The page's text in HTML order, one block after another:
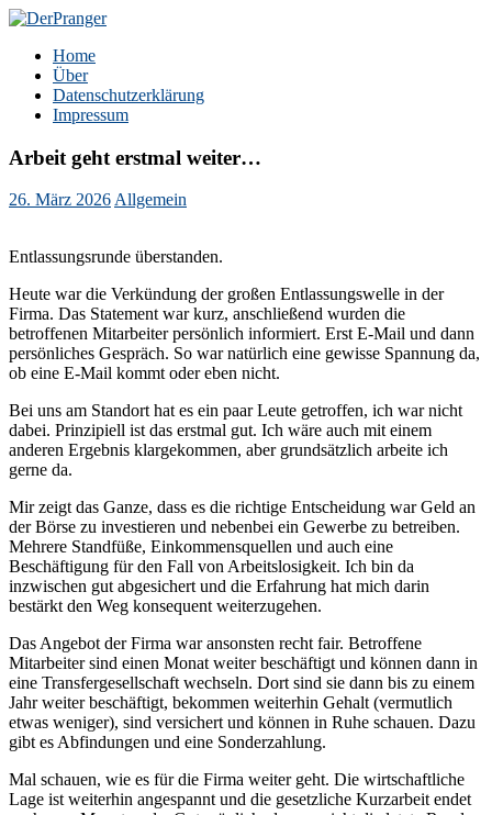
Zum
springen
DerPranger
Finanzen, Freiheit, Prangerei
Home
Über
Datenschutzerklärung
Impressum
Arbeit geht erstmal weiter…
26. März 2026Allgemein
Entlassungsrunde überstanden.
Heute war die Verkündung der großen Entlassungswelle in der
Firma. Das Statement war kurz, anschließend wurden die
betroffenen Mitarbeiter persönlich informiert. Erst E-Mail und dann
persönliches Gespräch. So war natürlich eine gewisse Spannung da,
ob eine E-Mail kommt oder eben nicht.
Bei uns am Standort hat es ein paar Leute getroffen, ich war nicht
dabei. Prinzipiell ist das erstmal gut. Ich wäre auch mit einem
anderen Ergebnis klargekommen, aber grundsätzlich arbeite ich
gerne da.
Mir zeigt das Ganze, dass es die richtige Entscheidung war Geld an
der Börse zu investieren und nebenbei ein Gewerbe zu betreiben.
Mehrere Standfüße, Einkommensquellen und auch eine
Beschäftigung für den Fall von Arbeitslosigkeit. Ich bin da
inzwischen gut abgesichert und die Erfahrung hat mich darin
bestärkt den Weg konsequent weiterzugehen.
Das Angebot der Firma war ansonsten recht fair. Betroffene
Mitarbeiter sind einen Monat weiter beschäftigt und können dann in
eine Transfergesellschaft wechseln. Dort sind sie dann bis zu einem
Jahr weiter beschäftigt, bekommen weiterhin Gehalt (vermutlich
etwas weniger), sind versichert und können in Ruhe schauen. Dazu
gibt es Abfindungen und eine Sonderzahlung.
Mal schauen, wie es für die Firma weiter geht. Die wirtschaftliche
Lage ist weiterhin angespannt und die gesetzliche Kurzarbeit endet